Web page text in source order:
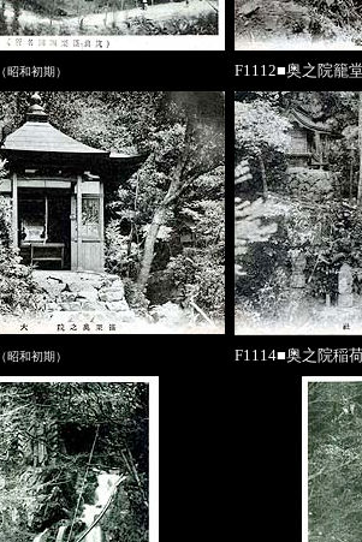
（昭和初期） F1112■奥之院籠
（昭和初期） F1114■奥之院稲